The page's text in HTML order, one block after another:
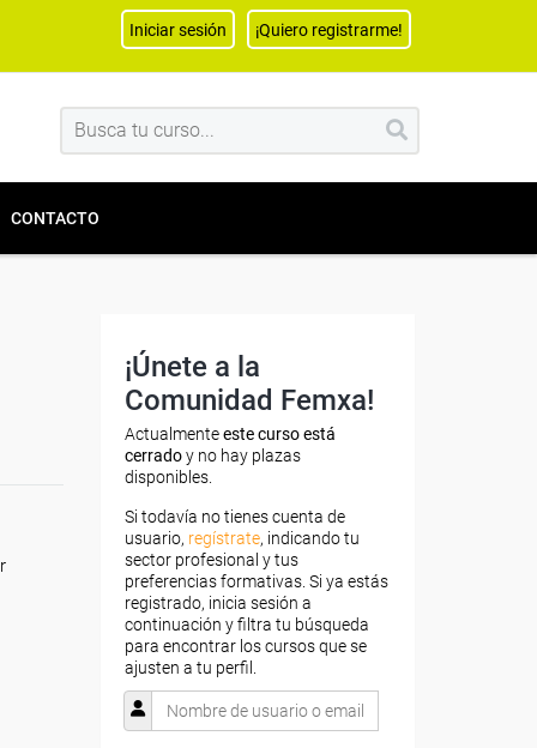
Iniciar sesión ¡Quiero registrarme!
CONTACTO
¡Únete a la
Comunidad Femxa!
Actualmenteeste curso está
cerradoy no hay plazas
disponibles.
Si todavía no tienes cuenta de
usuario, regístrate, indicando tu
sector profesional y tus
preferencias formativas. Si ya estás
registrado, inicia sesión a
continuación y filtra tu búsqueda
para encontrar los cursos que se
ajusten a tu perfil.